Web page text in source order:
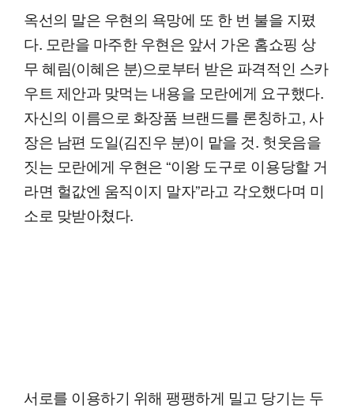
옥선의 말은 우현의 욕망에 또 한 번 불을 지폈
다. 모란을 마주한 우현은 앞서 가온 홈쇼핑 상
무 혜림(이혜은 분)으로부터 받은 파격적인 스카
우트 제안과 맞먹는 내용을 모란에게 요구했다.
자신의 이름으로 화장품 브랜드를 론칭하고, 사
장은 남편 도일(김진우 분)이 맡을 것. 헛웃음을
짓는 모란에게 우현은 “이왕 도구로 이용당할 거
라면 헐값엔 움직이지 말자”라고 각오했다며 미
소로 맞받아쳤다.
서로를 이용하기 위해 팽팽하게 밀고 당기는 두